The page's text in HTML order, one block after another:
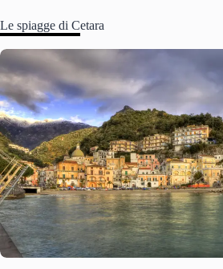
Le spiagge di Cetara